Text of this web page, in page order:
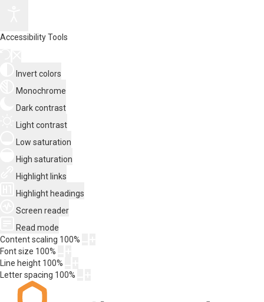
Accessibility Tools
Invert colors
Monochrome
Dark contrast
Light contrast
Low saturation
High saturation
Highlight links
Highlight headings
Screen reader
Read mode
Content scaling 100%
Font size 100%
Line height 100%
Letter spacing 100%